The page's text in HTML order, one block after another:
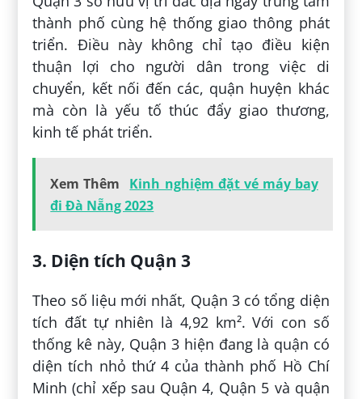
thành phố cùng hệ thống giao thông phát
triển. Điều này không chỉ tạo điều kiện
thuận lợi cho người dân trong việc di
chuyển, kết nối đến các, quận huyện khác
mà còn là yếu tố thúc đẩy giao thương,
kinh tế phát triển.
Xem Thêm
Kinh nghiệm đặt vé máy bay
đi Đà Nẵng 2023
3. Diện tích Quận 3
Theo số liệu mới nhất, Quận 3 có tổng diện
tích đất tự nhiên là 4,92 km². Với con số
thống kê này, Quận 3 hiện đang là quận có
diện tích nhỏ thứ 4 của thành phố Hồ Chí
Minh (chỉ xếp sau Quận 4, Quận 5 và quận